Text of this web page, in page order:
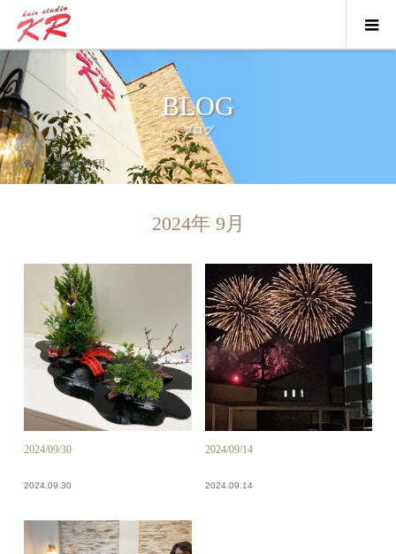
BLOG
ブログ
2024年 9月
2024年 9月
2024/09/30
2024.09.30
2024/09/14
2024.09.14